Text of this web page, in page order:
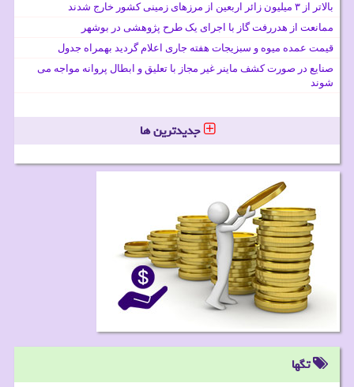
بالاتر از ۳ میلیون زائر اربعین از مرزهای زمینی کشور خارج شدند
ممانعت از هدررفت گاز با اجرای یک طرح پژوهشی در بوشهر
قیمت عمده میوه و سبزیجات هفته جاری اعلام گردید بهمراه جدول
صنایع در صورت کشف ماینر غیر مجاز با تعلیق و ابطال پروانه مواجه می
شوند
جدیدترین ها
تگها